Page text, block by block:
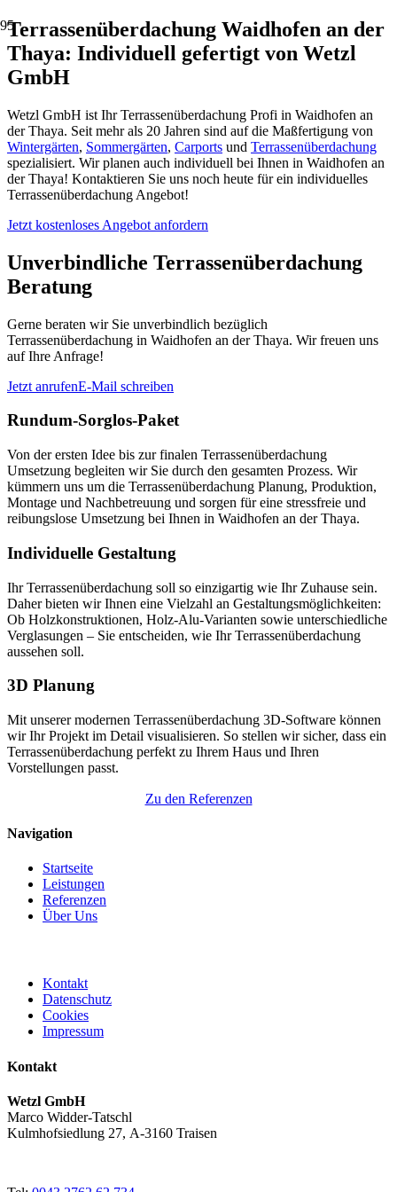
Terrassenüberdachung Waidhofen an der
Thaya: Individuell gefertigt von Wetzl
GmbH
Wetzl GmbH ist Ihr Terrassenüberdachung Profi in Waidhofen an
der Thaya. Seit mehr als 20 Jahren sind auf die Maßfertigung von
Wintergärten, Sommergärten, Carports und Terrassenüberdachung
spezialisiert. Wir planen auch individuell bei Ihnen in Waidhofen an
der Thaya! Kontaktieren Sie uns noch heute für ein individuelles
Terrassenüberdachung Angebot!
Jetzt kostenloses Angebot anfordern
Unverbindliche Terrassenüberdachung
Beratung
Gerne beraten wir Sie unverbindlich bezüglich
Terrassenüberdachung in Waidhofen an der Thaya. Wir freuen uns
auf Ihre Anfrage!
Jetzt anrufenE-Mail schreiben
Rundum-Sorglos-Paket
Von der ersten Idee bis zur finalen Terrassenüberdachung
Umsetzung begleiten wir Sie durch den gesamten Prozess. Wir
kümmern uns um die Terrassenüberdachung Planung, Produktion,
Montage und Nachbetreuung und sorgen für eine stressfreie und
reibungslose Umsetzung bei Ihnen in Waidhofen an der Thaya.
Individuelle Gestaltung
Ihr Terrassenüberdachung soll so einzigartig wie Ihr Zuhause sein.
Daher bieten wir Ihnen eine Vielzahl an Gestaltungsmöglichkeiten:
Ob Holzkonstruktionen, Holz-Alu-Varianten sowie unterschiedliche
Verglasungen – Sie entscheiden, wie Ihr Terrassenüberdachung
aussehen soll.
3D Planung
Mit unserer modernen Terrassenüberdachung 3D-Software können
wir Ihr Projekt im Detail visualisieren. So stellen wir sicher, dass ein
Terrassenüberdachung perfekt zu Ihrem Haus und Ihren
Vorstellungen passt.
Zu den Referenzen
Navigation
Startseite
Leistungen
Referenzen
Über Uns
Kontakt
Datenschutz
Cookies
Impressum
Kontakt
Wetzl GmbH
Marco Widder-Tatschl
Kulmhofsiedlung 27, A-3160 Traisen